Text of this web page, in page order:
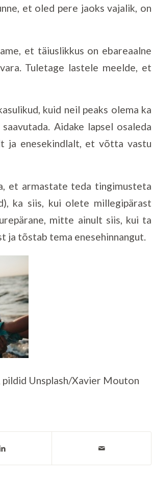
et oled pere jaoks vajalik, on
et täiuslikkus on ebareaalne
Tuletage lastele meelde, et
kuid neil peaks olema ka
Aidake lapsel osaleda
ja enesekindlalt, et võtta vastu
et armastate teda tingimusteta
ka siis, kui olete millegipärast
mitte ainult siis, kui ta
ja tõstab tema enesehinnangut.
pildid Unsplash/Xavier Mouton